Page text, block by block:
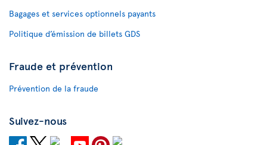
Bagages et services optionnels payants
Politique d’émission de billets GDS
Fraude et prévention
Prévention de la fraude
Suivez-nous